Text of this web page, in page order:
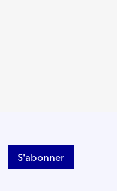
S'abonner